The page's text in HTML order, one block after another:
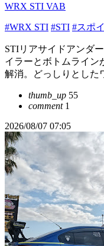
WRX STI VAB
#WRX STI #STI #スポ
STIリアサイドアンダ
イラーとボトムライン
解消。どっしりとした
thumb_up 55
comment1
2026/08/07 07:05